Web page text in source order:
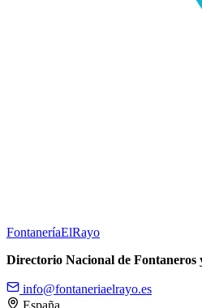
FontaneríaElRayo
Directorio Nacional de Fontaneros
info@fontaneriaelrayo.es